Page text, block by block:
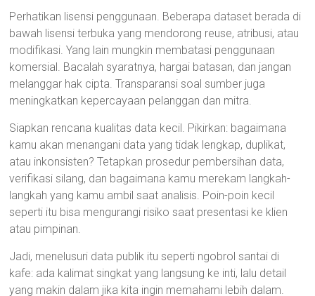
Perhatikan lisensi penggunaan. Beberapa dataset berada di
bawah lisensi terbuka yang mendorong reuse, atribusi, atau
modifikasi. Yang lain mungkin membatasi penggunaan
komersial. Bacalah syaratnya, hargai batasan, dan jangan
melanggar hak cipta. Transparansi soal sumber juga
meningkatkan kepercayaan pelanggan dan mitra.
Siapkan rencana kualitas data kecil. Pikirkan: bagaimana
kamu akan menangani data yang tidak lengkap, duplikat,
atau inkonsisten? Tetapkan prosedur pembersihan data,
verifikasi silang, dan bagaimana kamu merekam langkah-
langkah yang kamu ambil saat analisis. Poin-poin kecil
seperti itu bisa mengurangi risiko saat presentasi ke klien
atau pimpinan.
Jadi, menelusuri data publik itu seperti ngobrol santai di
kafe: ada kalimat singkat yang langsung ke inti, lalu detail
yang makin dalam jika kita ingin memahami lebih dalam.